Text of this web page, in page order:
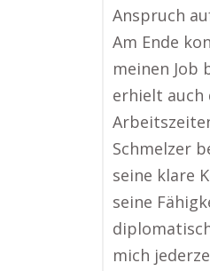
Anspruch
Am Ende
meinen Job
erhielt auch
Schmelzer
seine klare
seine
mich